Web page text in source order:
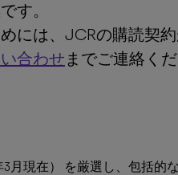
す。
には、JCRの購読契
合わせ までご連絡くだ
月現在） を厳選し、包括的